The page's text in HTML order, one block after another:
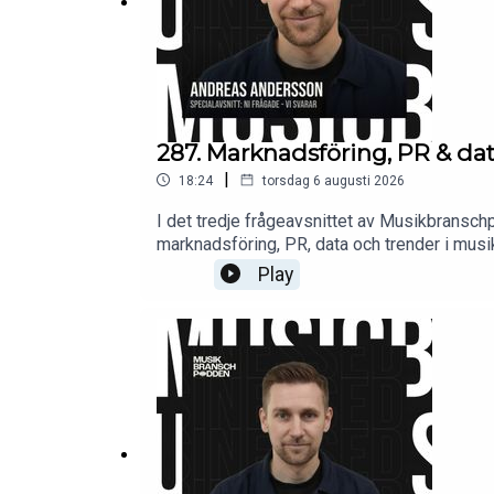
287. Marknadsföring, PR &
18:24 | torsdag 6 augusti 2026
I det tredje frågeavsnittet av
marknadsföring, PR, data och trender i
ska man tänka kring marknadsföring i en
Elefelt PR, som delar sina perspektiv på
Andreas tre konkreta tips för dig som vill
Play